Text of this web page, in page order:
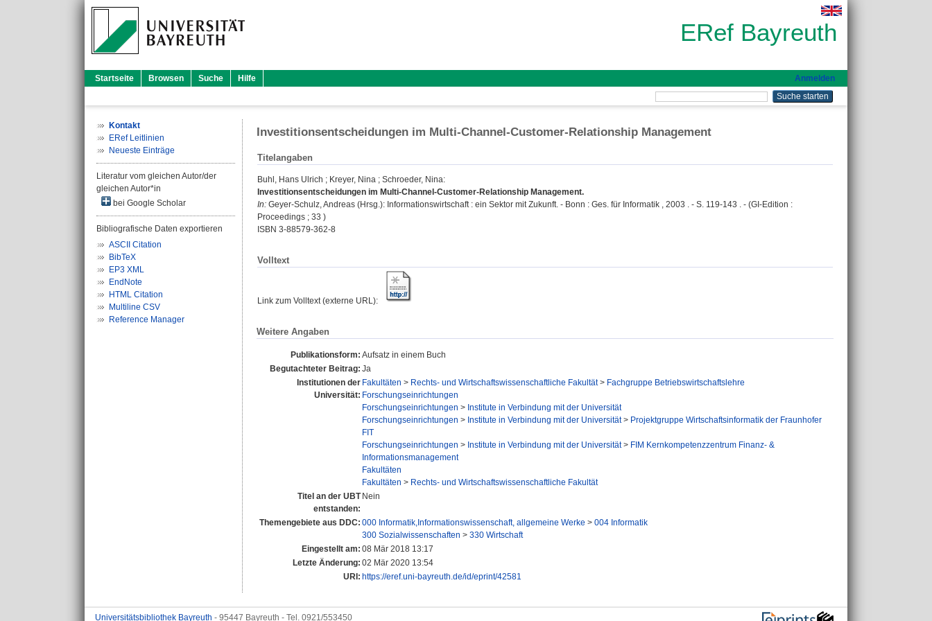
ERef Bayreuth
Startseite Browsen Suche Hilfe Anmelden
Kontakt
ERef Leitlinien
Neueste Einträge
Literatur vom gleichen Autor/der
gleichen Autor*in
bei Google Scholar
Bibliografische Daten exportieren
ASCII Citation
BibTeX
EP3 XML
EndNote
HTML Citation
Multiline CSV
Reference Manager
Investitionsentscheidungen im Multi-Channel-Customer-Relationship Management
Titelangaben
Buhl, Hans Ulrich ; Kreyer, Nina ; Schroeder, Nina:
Investitionsentscheidungen im Multi-Channel-Customer-Relationship Management.
In: Geyer-Schulz, Andreas (Hrsg.): Informationswirtschaft : ein Sektor mit Zukunft. - Bonn : Ges. für Informatik , 2003 . - S. 119-143 . - (GI-Edition :
Proceedings ; 33 )
ISBN 3-88579-362-8
Volltext
Link zum Volltext (externe URL):
Weitere Angaben
Publikationsform: Aufsatz in einem Buch
Begutachteter Beitrag: Ja
Institutionen der
Universität:
Fakultäten > Rechts- und Wirtschaftswissenschaftliche Fakultät> Fachgruppe Betriebswirtschaftslehre
Forschungseinrichtungen
Forschungseinrichtungen > Institute in Verbindung mit der Universität
Forschungseinrichtungen > Institute in Verbindung mit der Universität> Projektgruppe Wirtschaftsinformatik der Fraunhofer
FIT
Forschungseinrichtungen > Institute in Verbindung mit der Universität> FIM Kernkompetenzzentrum Finanz- &
Informationsmanagement
Fakultäten
Fakultäten > Rechts- und Wirtschaftswissenschaftliche Fakultät
Titel an der UBT
entstanden:
Nein
Themengebiete aus DDC: 000 Informatik,Informationswissenschaft, allgemeine Werke > 004 Informatik
300 Sozialwissenschaften > 330 Wirtschaft
Eingestellt am: 08 Mär 2018 13:17
Letzte Änderung: 02 Mär 2020 13:54
URI: https://eref.uni-bayreuth.de/id/eprint/42581
Universitätsbibliothek Bayreuth - 95447 Bayreuth - Tel. 0921/553450